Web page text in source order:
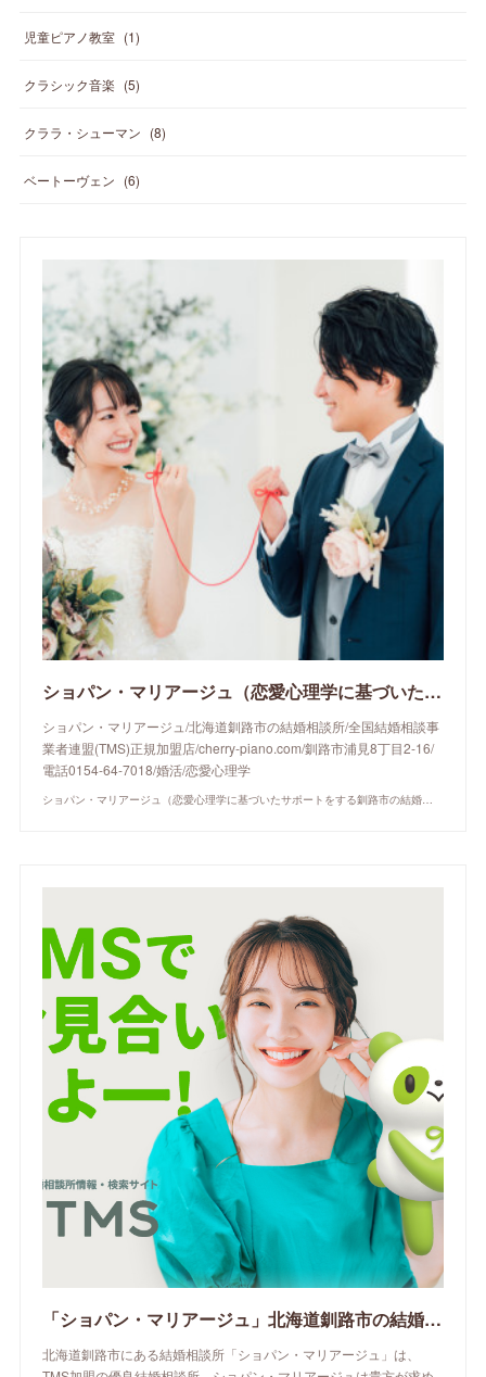
児童ピアノ教室 (1)
クラシック音楽 (5)
クララ・シューマン (8)
ベートーヴェン (6)
ショパン・マリアージュ（恋愛心理学に基づいたサポートをする釧路市の結婚相談所）/ 全国結婚相談事業者連盟正規加盟店 / cherry-piano.com
ショパン・マリアージュ/北海道釧路市の結婚相談所/全国結婚相談事
業者連盟(TMS)正規加盟店/cherry-piano.com/釧路市浦見8丁目2-16/
電話0154-64-7018/婚活/恋愛心理学
ショパン・マリアージュ（恋愛心理学に基づいたサポートをする釧路市の結婚相談所）/ 全国結婚相談事業者連盟正規加盟店 / cherry-piano.com
「ショパン・マリアージュ」北海道釧路市の結婚相談所 | TMS（全国結婚相談事業者連盟）公式サイト
北海道釧路市にある結婚相談所「ショパン・マリアージュ」は、